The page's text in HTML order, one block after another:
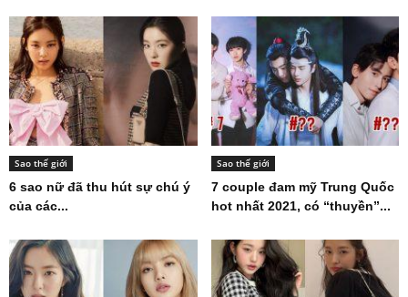
Sao thế giới
6 sao nữ đã thu hút sự chú ý
của các...
Sao thế giới
7 couple đam mỹ Trung Quốc
hot nhất 2021, có “thuyền”...